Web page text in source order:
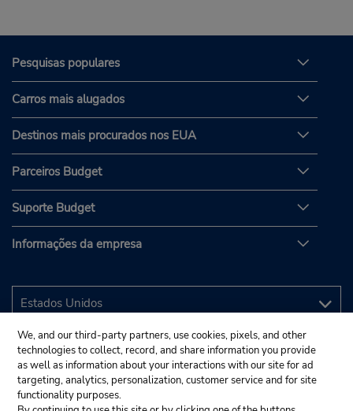
Pesquisas populares
Carros mais alugados
Destinos mais procurados nos EUA
Parceiros Budget
Suporte Budget
Informações da empresa
We, and our third-party partners, use cookies, pixels, and other
technologies to collect, record, and share information you provide
as well as information about your interactions with our site for ad
targeting, analytics, personalization, customer service and for site
functionality purposes.